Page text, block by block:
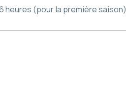
heures (pour la première saison)